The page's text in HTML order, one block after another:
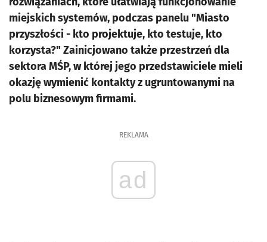
miejskich systemów, podczas panelu "Miasto
przyszłości - kto projektuje, kto testuje, kto
korzysta?" Zainicjowano także przestrzeń dla
sektora MŚP, w której jego przedstawiciele mieli
okazję wymienić kontakty z ugruntowanymi na
polu biznesowym firmami.
REKLAMA
ad